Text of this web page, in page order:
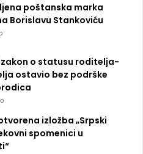
poštanska marka
Borislavu Stankoviću
zakon o statusu roditelja-
ostavio bez podrške
izložba „Srpski
spomenici u